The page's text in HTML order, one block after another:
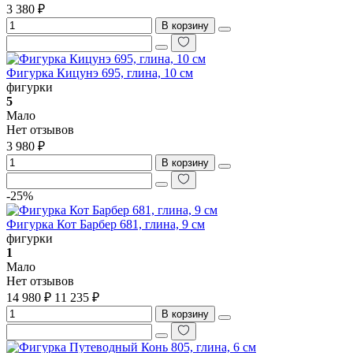
3 380 ₽
В корзину
Фигурка Кицунэ 695, глина, 10 см
фигурки
5
Мало
Нет отзывов
3 980 ₽
В корзину
-25%
Фигурка Кот Барбер 681, глина, 9 см
фигурки
1
Мало
Нет отзывов
14 980 ₽ 11 235 ₽
В корзину